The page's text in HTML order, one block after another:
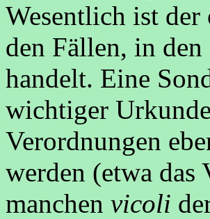
Wesentlich ist
den Fällen, in
handelt. Eine
wichtiger
Verordnungen
werden (etwa
manchen vicoli